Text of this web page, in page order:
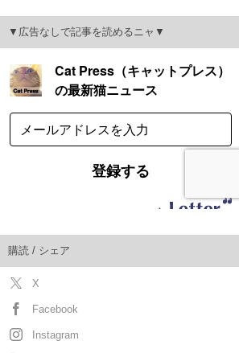
▼広告なしで記事を読めるニャ▼
購読 / シェア
X
Facebook
Instagram